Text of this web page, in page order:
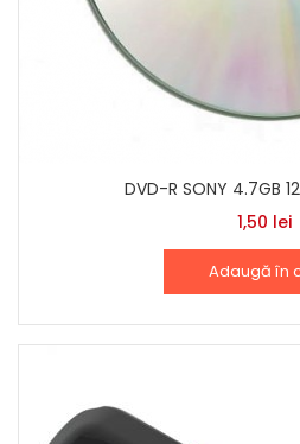
DVD-R SONY 4.7GB
1,50 lei
Adaugă în